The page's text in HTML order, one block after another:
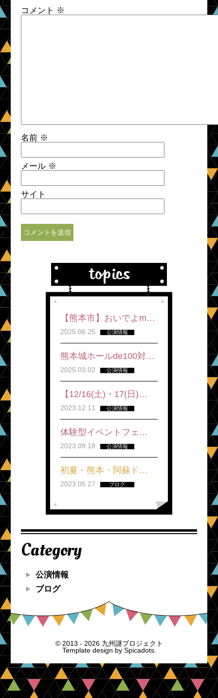
コメント ※
名前 ※
メール ※
サイト
【熊本市】おいでよm…
2025.06.25 公演情報
熊本城ホールde100対…
2025.03.02 公演情報
【12/16(土)・17(日)…
2023.12.11 公演情報
体験型イベントフェ…
2023.09.18 公演情報
初夏・熊本・阿蘇ド…
2023.05.27 ブログ
Category
公演情報
ブログ
© 2013 - 2026 九州謎プロジェクト
Template design by Spicadots.